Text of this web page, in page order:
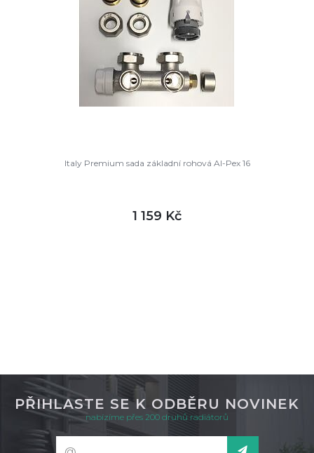
Italy Premium sada základní rohová Al-Pex 16
1 159 Kč
PŘIHLASTE SE K ODBĚRU NOVINEK
nabízíme přes 200 druhů radiátorů